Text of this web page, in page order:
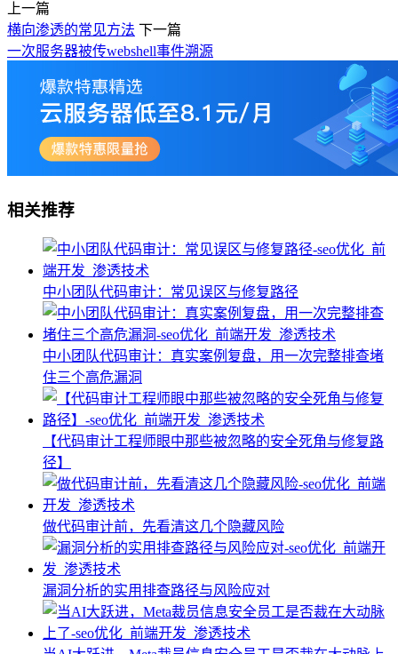
上一篇
横向渗透的常见方法 下一篇
一次服务器被传webshell事件溯源
相关推荐
中小团队代码审计：常见误区与修复路径
中小团队代码审计：真实案例复盘，用一次完整排查堵
住三个高危漏洞
【代码审计工程师眼中那些被忽略的安全死角与修复路
径】
做代码审计前，先看清这几个隐藏风险
漏洞分析的实用排查路径与风险应对